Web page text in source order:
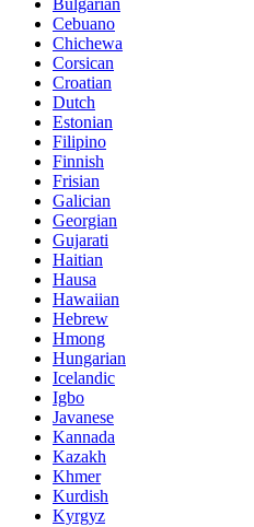
Bulgarian
Cebuano
Chichewa
Corsican
Croatian
Dutch
Estonian
Filipino
Finnish
Frisian
Galician
Georgian
Gujarati
Haitian
Hausa
Hawaiian
Hebrew
Hmong
Hungarian
Icelandic
Igbo
Javanese
Kannada
Kazakh
Khmer
Kurdish
Kyrgyz